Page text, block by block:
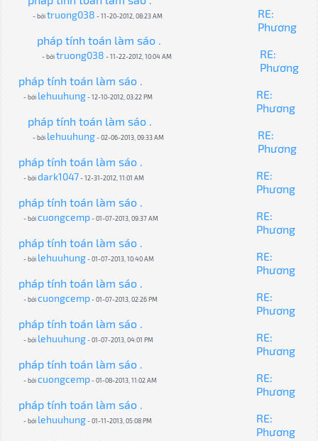
- bởitruong038 - 11-20-2012, 08:23 AM
RE:
Phương
pháp tính toán làm sáo .
- bởitruong038 - 11-22-2012, 10:04 AM
RE:
Phương
pháp tính toán làm sáo .
- bởi lehuuhung- 12-10-2012, 03:22 PM
RE:
Phương
pháp tính toán làm sáo .
- bởi lehuuhung- 02-06-2013, 09:33 AM
RE:
Phương
pháp tính toán làm sáo .
- bởidark1047 - 12-31-2012, 11:01 AM
RE:
Phương
pháp tính toán làm sáo .
- bởicuongcemp- 01-07-2013, 09:37 AM
RE:
Phương
pháp tính toán làm sáo .
- bởi lehuuhung- 01-07-2013, 10:40 AM
RE:
Phương
pháp tính toán làm sáo .
- bởicuongcemp- 01-07-2013, 02:26 PM
RE:
Phương
pháp tính toán làm sáo .
- bởi lehuuhung- 01-07-2013, 04:01 PM
RE:
Phương
pháp tính toán làm sáo .
- bởicuongcemp- 01-08-2013, 11:02 AM
RE:
Phương
pháp tính toán làm sáo .
- bởi lehuuhung- 01-11-2013, 05:08 PM
RE:
Phương